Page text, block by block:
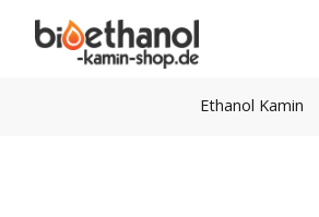
Ethanol Kamin